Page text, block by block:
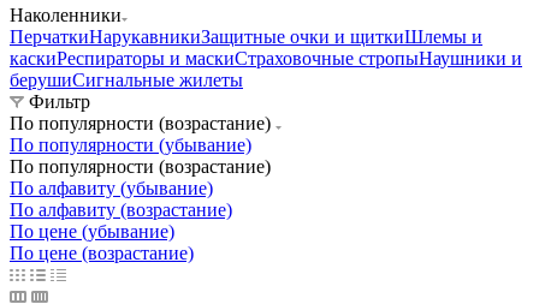
Наколенники
ПерчаткиНарукавникиЗащитные очки и щиткиШлемы и
каскиРеспираторы и маскиСтраховочные стропыНаушники и
берушиСигнальные жилеты
Фильтр
По популярности (возрастание)
По популярности (убывание)
По популярности (возрастание)
По алфавиту (убывание)
По алфавиту (возрастание)
По цене (убывание)
По цене (возрастание)